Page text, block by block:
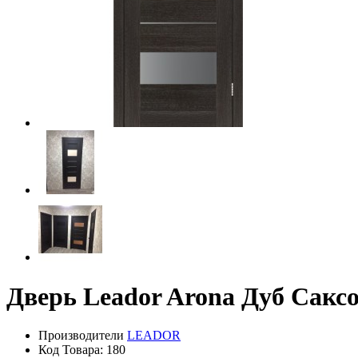
Дверь Leador Arona Дуб
Производители LEADOR
Код Товара: 180